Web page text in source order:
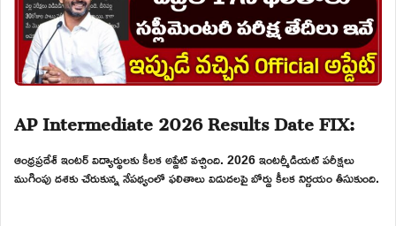
AP Intermediate 2026 Results Date FIX:
ఆంధ్రప్రదేశ్ ఇంటర్ విద్యార్థులకు కీలక అప్డేట్ వచ్చింది. 2026 ఇంటర్మీడియట్ పరీక్షలు
ముగింపు దశకు చేరుకున్న నేపథ్యంలో ఫలితాలు విడుదలపై బోర్డు కీలక నిర్ణయం తీసుకుంది.